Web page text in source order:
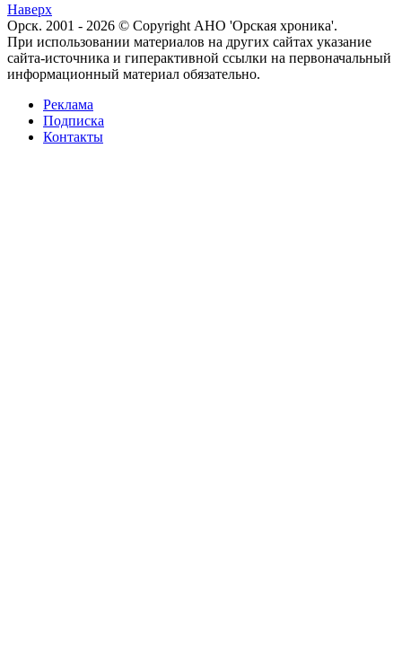
Наверх
Орск. 2001 - 2026 © Copyright АНО 'Орская хроника'.
При использовании материалов на других сайтах указание
сайта-источника и гиперактивной ссылки на первоначальный
информационный материал обязательно.
Реклама
Подписка
Контакты